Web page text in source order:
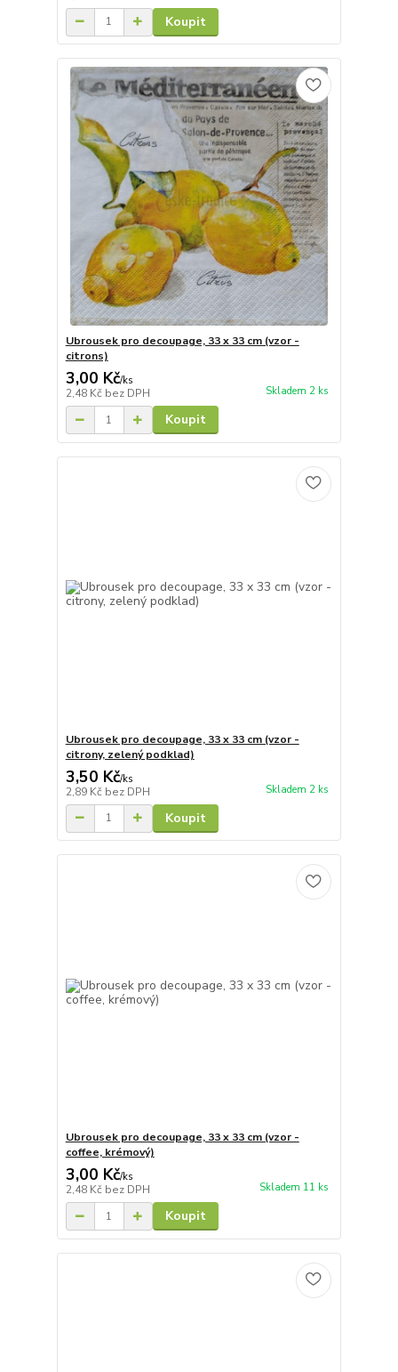
Koupit
Ubrousek pro decoupage, 33 x 33 cm (vzor -
citrons)
3,00 Kč/ks
2,48 Kč bez DPH Skladem 2 ks
Koupit
Ubrousek pro decoupage, 33 x 33 cm (vzor -
citrony, zelený podklad)
3,50 Kč/ks
2,89 Kč bez DPH Skladem 2 ks
Koupit
Ubrousek pro decoupage, 33 x 33 cm (vzor -
coffee, krémový)
3,00 Kč/ks
2,48 Kč bez DPH Skladem 11 ks
Koupit